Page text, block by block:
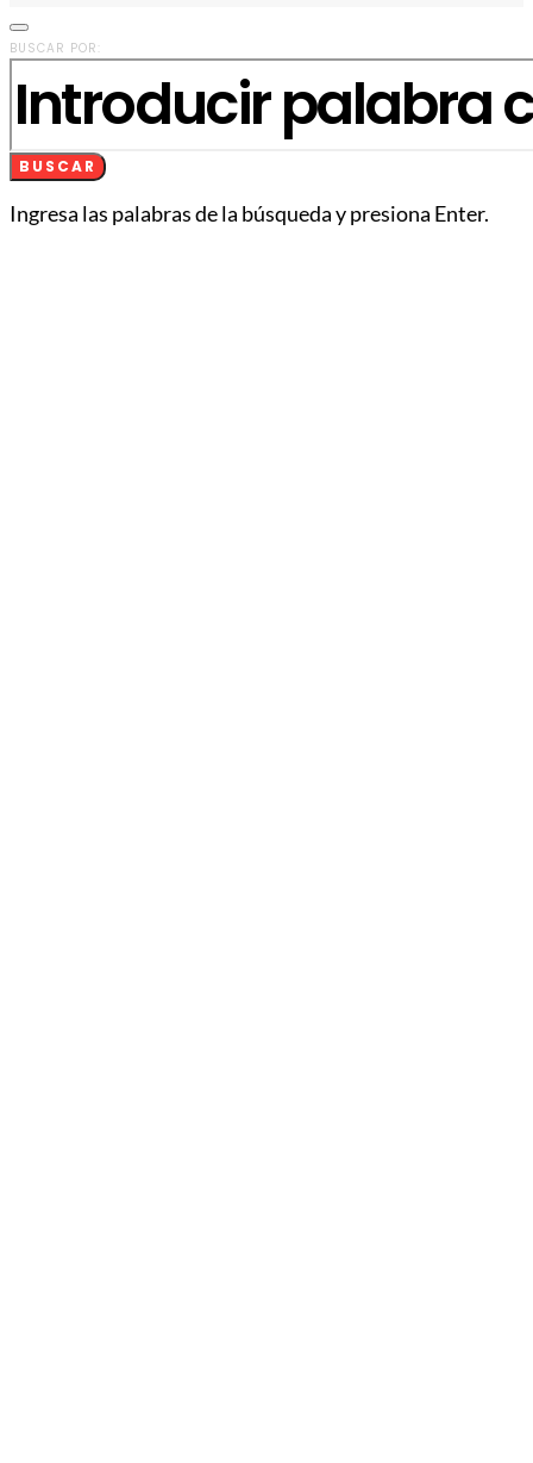
BUSCAR POR:
BUSCAR
Ingresa las palabras de la búsqueda y presiona Enter.